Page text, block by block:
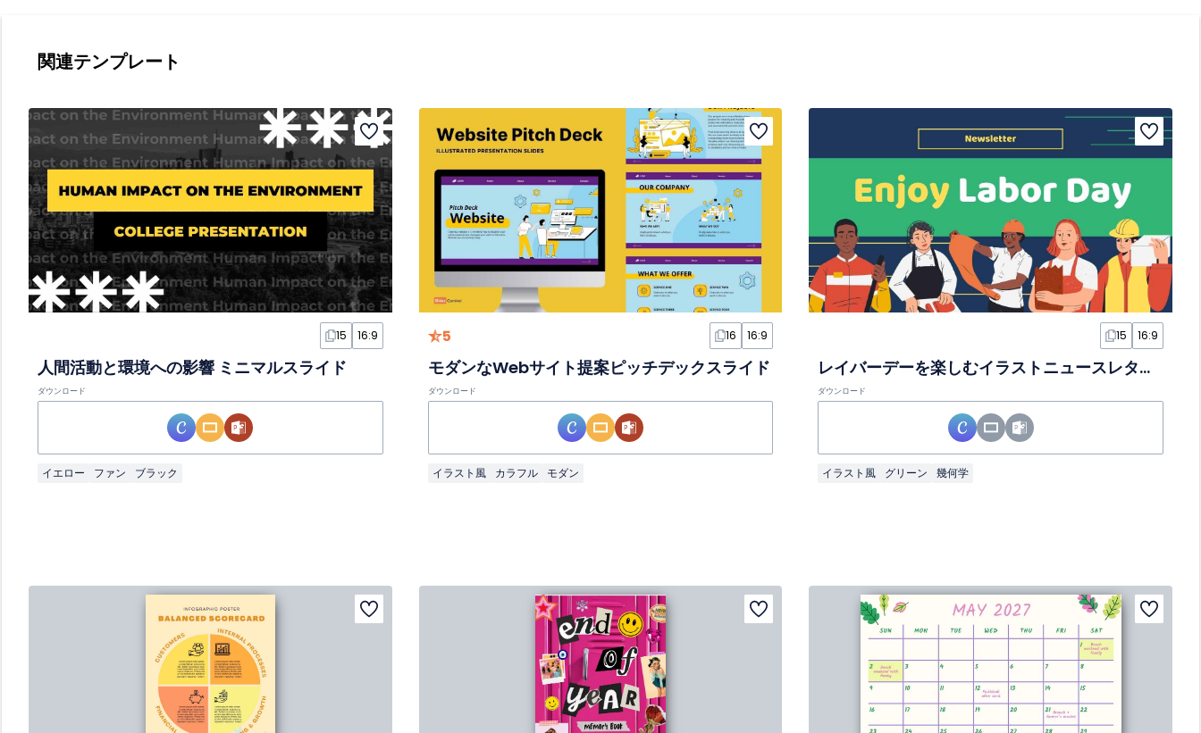
関連テンプレート
15 16:9
人間活動と環境への影響 ミニマルスライド
ダウンロード
イエロー ファン ブラック
5 16 16:9
モダンなWebサイト提案ピッチデックスライド
ダウンロード
イラスト風 カラフル モダン
15 16:9
レイバーデーを楽しむイラストニュースレタースライド
ダウンロード
イラスト風 グリーン 幾何学